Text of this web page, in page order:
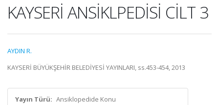
KAYSERİ ANSİKLPEDİSİ CİLT 3
AYDIN R.
KAYSERİ BÜYÜKŞEHİR BELEDİYESİ YAYINLARI, ss.453-454, 2013
Yayın Türü: Ansiklopedide Konu